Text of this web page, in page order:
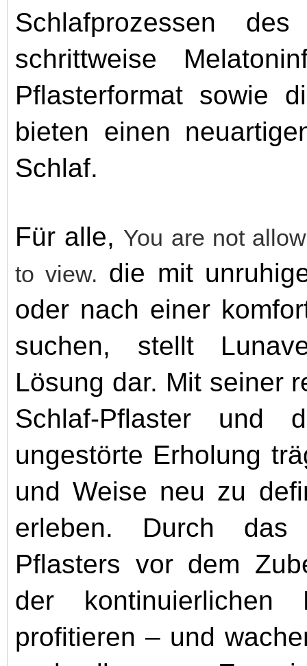
Schlafprozessen
schrittweise
Pflasterformat sowie
bieten einen
Schlaf.
Für alle, You are not
to view. die mit
oder nach einer
suchen, stellt
Lösung dar. Mit seiner
Schlaf-Pflaster und
ungestörte Erholung
und Weise neu zu
erleben. Durch das
Pflasters vor dem
der kontinuierlichen
profitieren – und